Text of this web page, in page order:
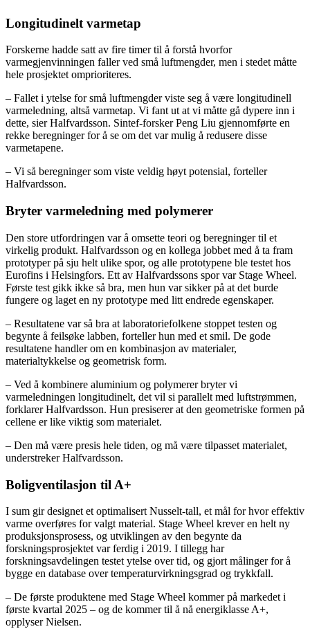
Longitudinelt varmetap
Forskerne hadde satt av fire timer til å forstå hvorfor
varmegjenvinningen faller ved små luftmengder, men i stedet måtte
hele prosjektet omprioriteres.
– Fallet i ytelse for små luftmengder viste seg å være longitudinell
varmeledning, altså varmetap. Vi fant ut at vi måtte gå dypere inn i
dette, sier Halfvardsson. Sintef-forsker Peng Liu gjennomførte en
rekke beregninger for å se om det var mulig å redusere disse
varmetapene.
– Vi så beregninger som viste veldig høyt potensial, forteller
Halfvardsson.
Bryter varmeledning med polymerer
Den store utfordringen var å omsette teori og beregninger til et
virkelig produkt. Halfvardsson og en kollega jobbet med å ta fram
prototyper på sju helt ulike spor, og alle prototypene ble testet hos
Eurofins i Helsingfors. Ett av Halfvardssons spor var Stage Wheel.
Første test gikk ikke så bra, men hun var sikker på at det burde
fungere og laget en ny prototype med litt endrede egenskaper.
– Resultatene var så bra at laboratoriefolkene stoppet testen og
begynte å feilsøke labben, forteller hun med et smil. De gode
resultatene handler om en kombinasjon av materialer,
materialtykkelse og geometrisk form.
– Ved å kombinere aluminium og polymerer bryter vi
varmeledningen longitudinelt, det vil si parallelt med luftstrømmen,
forklarer Halfvardsson. Hun presiserer at den geometriske formen på
cellene er like viktig som materialet.
– Den må være presis hele tiden, og må være tilpasset materialet,
understreker Halfvardsson.
Boligventilasjon til A+
I sum gir designet et optimalisert Nusselt-tall, et mål for hvor effektiv
varme overføres for valgt material. Stage Wheel krever en helt ny
produksjonsprosess, og utviklingen av den begynte da
forskningsprosjektet var ferdig i 2019. I tillegg har
forskningsavdelingen testet ytelse over tid, og gjort målinger for å
bygge en database over temperaturvirkningsgrad og trykkfall.
– De første produktene med Stage Wheel kommer på markedet i
første kvartal 2025 – og de kommer til å nå energiklasse A+,
opplyser Nielsen.